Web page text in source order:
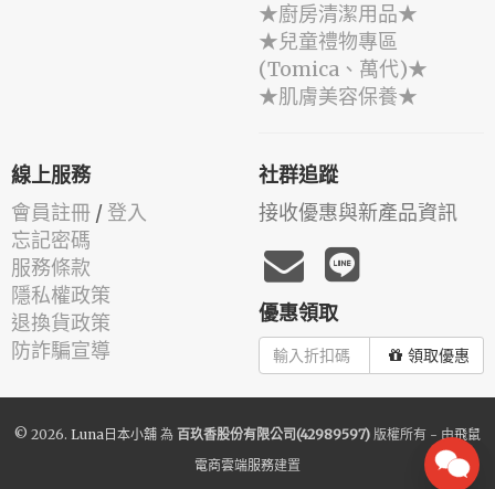
★廚房清潔用品★
★兒童禮物專區
(Tomica、萬代)★
★肌膚美容保養★
線上服務
會員註冊 / 登入
忘記密碼
服務條款
隱私權政策
退換貨政策
防詐騙宣導
社群追蹤
接收優惠與新產品資訊
優惠領取
領取優惠
© 2026. Luna日本小舖 為 百玖香股份有限公司(42989597) 版權所有 - 由飛鼠
電商雲端服務建置